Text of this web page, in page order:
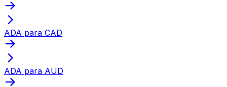
ADA para CAD
ADA para AUD